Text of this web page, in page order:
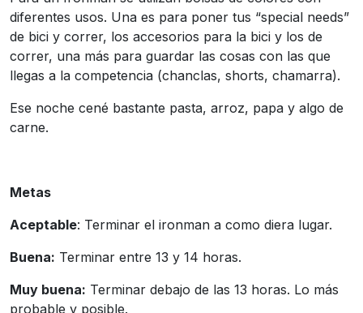
diferentes usos. Una es para poner tus “special needs”
de bici y correr, los accesorios para la bici y los de
correr, una más para guardar las cosas con las que
llegas a la competencia (chanclas, shorts, chamarra).
Ese noche cené bastante pasta, arroz, papa y algo de
carne.
Metas
Aceptable: Terminar el ironman a como diera lugar.
Buena: Terminar entre 13 y 14 horas.
Muy buena: Terminar debajo de las 13 horas. Lo más
probable y posible.